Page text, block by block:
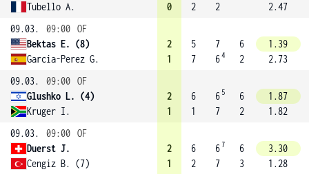
Tubello A.
0
2
2
2.47
09.03.
09:00 OF
Bektas E. (8)
Garcia-Perez G.
2
1
5
7
7
64
6
2
1.39
2.73
09.03.
09:00 OF
Glushko L. (4)
Kruger I.
2
1
6
1
6 5
7
6
2
1.87
1.82
09.03.
09:00 OF
Duerst J.
Cengiz B. (7)
2
1
6
2
67
7
6
3
3.30
1.28